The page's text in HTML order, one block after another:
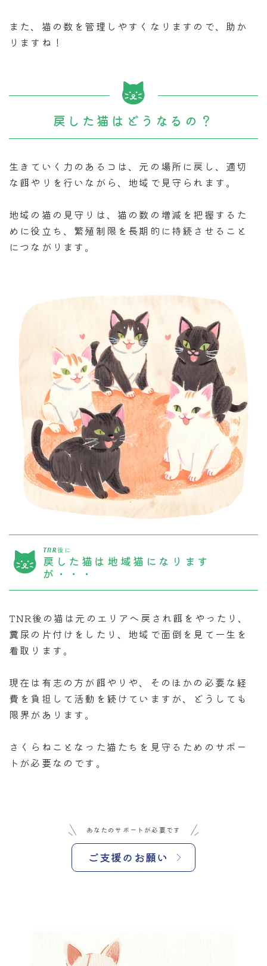
また、猫の数を管理しやすくなりますので、助か
りますね！
戻した猫はどうなるの？
生きていく力のあるコは、元の場所に戻し、適切
な餌やりを行いながら、地域で見守られます。
地域の猫の見守りは、猫の数の増減を把握するた
めに役立ち、繁殖制限を長期的に持続させること
につながります。
TNR後に
戻した猫は地域猫になります
が・・・
TNR後の猫は元のエリアへ戻され餌をやったり、
糞尿の片付けをしたり、地域で面倒を見て一生を
看取ります。
現在は有志の方が餌やりや、そのほかの必要な経
費を負担して活動を続けていますが、どうしても
限界があります。
さくらねことなった猫たちを見守るためのサポー
トが必要なのです。
あなたのサポートが必要です
ご支援のお願い